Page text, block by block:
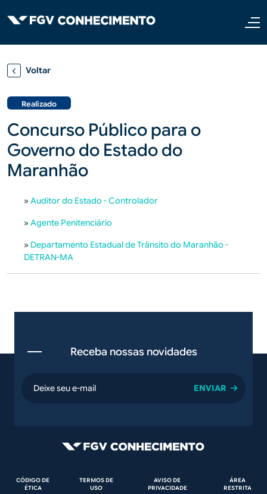
Voltar
Realizado
Concurso Público para o
Governo do Estado do
Maranhão
»Auditor do Estado - Controlador
»Agente Penitenciário
» Departamento Estadual de Trânsito do Maranhão -
DETRAN-MA
Receba nossas novidades
email
Rodapé
CÓDIGO DE
ÉTICA
TERMOS DE
USO
AVISO DE
PRIVACIDADE
ÁREA
RESTRITA